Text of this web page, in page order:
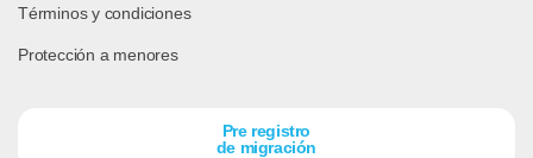
Términos y condiciones
Protección a menores
Pre registro
de migración